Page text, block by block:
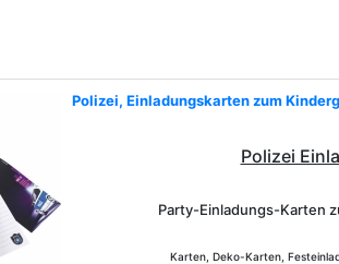
Polizei, Einladungskarten zum
Polizei
Party-Einladungs-Karten
Karten, Deko-Karten,